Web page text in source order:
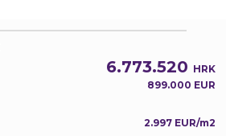
6.773.520 HRK
899.000 EUR
2.997 EUR/m2